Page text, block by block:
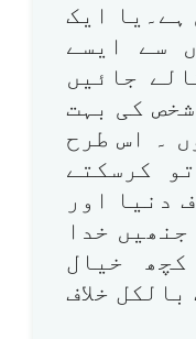
ہے۔یا ایک
سے ایسے
جائیں
کی بہت
۔ اس طرح
کرسکتے
دنیا اور
خدا
خیال
خلاف